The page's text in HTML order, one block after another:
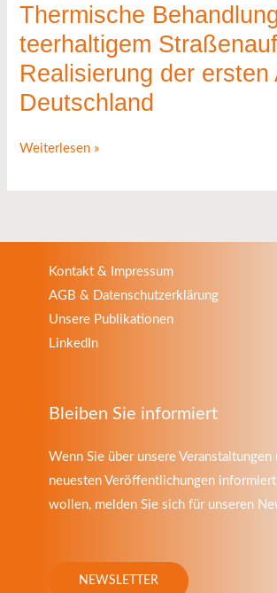
und
Pilotmaßstab
sowie
Projektierung
industriellen
Thermische
teerhaltigem
Realisierung der ersten
Deutschland
Thermische
Behandlung
teerhaltigem
Straßenaufbruch
Realisierung
Deutschland
Weiterlesen »
Kontakt & Impressum
AGB & Datenschutzerklärung
Unsere Publikationen
LinkedIn
Bleiben Sie informiert
Wenn Sie über unsere Veranstaltungen
neuesten Veröffentlichungen
wollen, melden Sie sich für unseren
NEWSLETTER